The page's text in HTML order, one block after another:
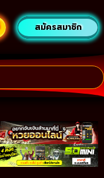
สมัครสมาชิก